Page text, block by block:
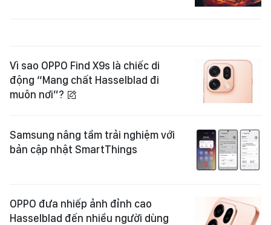
Vì sao OPPO Find X9s là chiếc di
động “Mang chất Hasselblad đi
muôn nơi”?
Samsung nâng tầm trải nghiệm với
bản cập nhật SmartThings
OPPO đưa nhiếp ảnh đỉnh cao
Hasselblad đến nhiều người dùng